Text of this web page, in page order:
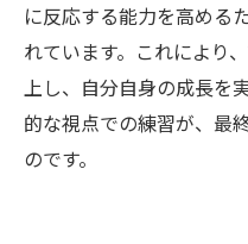
に反応する能力を高める
れています。これにより
上し、自分自身の成長を
的な視点での練習が、最
のです。